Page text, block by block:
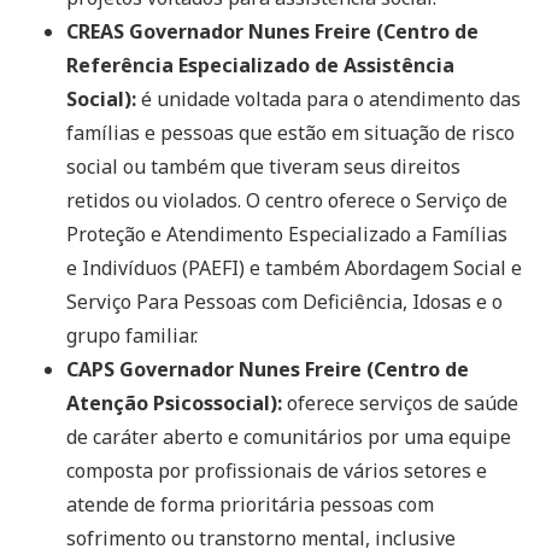
CREAS Governador Nunes Freire (Centro de
Referência Especializado de Assistência
Social):é unidade voltada para o atendimento das
famílias e pessoas que estão em situação de risco
social ou também que tiveram seus direitos
retidos ou violados. O centro oferece o Serviço de
Proteção e Atendimento Especializado a Famílias
e Indivíduos (PAEFI) e também Abordagem Social e
Serviço Para Pessoas com Deficiência, Idosas e o
grupo familiar.
CAPS Governador Nunes Freire (Centro de
Atenção Psicossocial):oferece serviços de saúde
de caráter aberto e comunitários por uma equipe
composta por profissionais de vários setores e
atende de forma prioritária pessoas com
sofrimento ou transtorno mental, inclusive